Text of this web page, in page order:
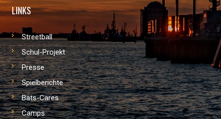
LINKS
Streetball
Schul-Projekt
Presse
Spielberichte
Bats-Cares
Camps